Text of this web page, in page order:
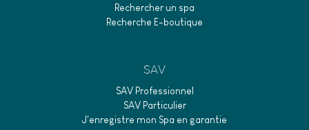
Rechercher un spa
Recherche E-boutique
SAV
SAV Professionnel
SAV Particulier
J'enregistre mon Spa en garantie